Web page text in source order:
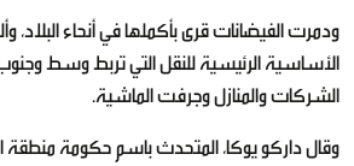
ودمرت الفيضانات قرى بأكملها في أنحاء البلاد،
الأساسية الرئيسية للنقل التي تربط وسط
الشركات والمنازل وجرفت الماشية.
وقال داركو يوكا، المتحدث باسم حكومة منطقة